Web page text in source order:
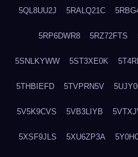
5QL8UU2J 5RALQ21C
5RP6DWR8 5RZ72FTS
5SNLKYWW 5ST3XE0K
5THBIEFD 5TVPRN5V
5V5K9CVS 5VB3LIYB
5XSF9JLS 5XU6ZP3A